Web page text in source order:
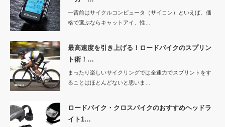
一昔前はサイクルコンピュータ（サイコン）といえば、価
格で選ぶならキャットアイ、性…
最高速度を引き上げる！ロードバイクのスプリン
ト術！…
まったり楽しいサイクリングでは全速力でスプリントをす
ることはほとんどないと思いま…
ロードバイク・クロスバイクのおすすめヘッドラ
イト1…